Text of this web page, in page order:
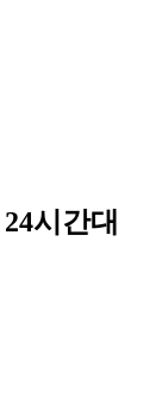
시간대